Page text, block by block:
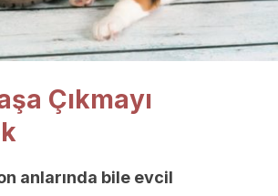
Çıkmayı
anlarında bile evcil